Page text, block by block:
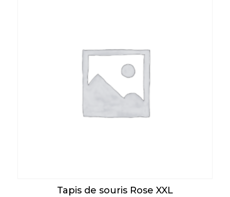
Tapis de souris Rose XXL